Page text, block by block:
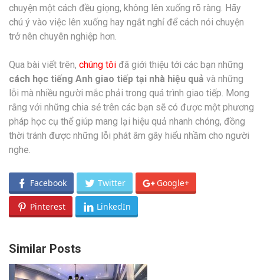
chuyện một cách đều giọng, không lên xuống rõ ràng. Hãy
chú ý vào việc lên xuống hay ngắt nghỉ để cách nói chuyện
trở nên chuyên nghiệp hơn.
Qua bài viết trên, chúng tôi đã giới thiệu tới các bạn những
cách học tiếng Anh giao tiếp tại nhà hiệu quả và những
lỗi mà nhiều người mắc phải trong quá trình giao tiếp. Mong
rằng với những chia sẻ trên các bạn sẽ có được một phương
pháp học cụ thể giúp mang lại hiệu quả nhanh chóng, đồng
thời tránh được những lỗi phát âm gây hiểu nhầm cho người
nghe.
Facebook Twitter Google+
Pinterest LinkedIn
Similar Posts